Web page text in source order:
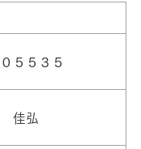
５５３５
佳弘